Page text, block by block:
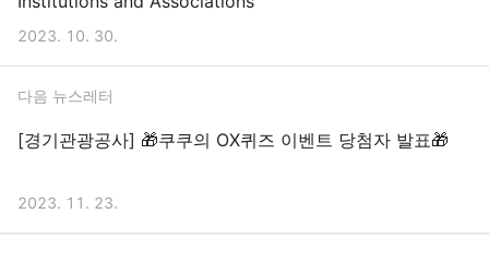
2023. 10. 30.
다음 뉴스레터
[경기관광공사] 🎁쿠쿠의 OX퀴즈 이벤트 당첨자 발표🎁
2023. 11. 23.